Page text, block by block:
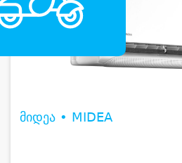
მიდეა • MIDEA